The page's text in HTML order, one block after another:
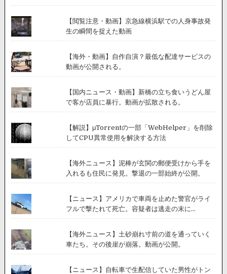
【閲覧注意・動画】京急線横浜駅での人身事故発
生の瞬間を捉えた動画
【海外・動画】自作自演？最低な配達サービスの
動画が公開される。
【国内ニュース・動画】新橋の立ち食いうどん屋
で客が店員に暴行。動画が拡散される。
【解説】μTorrentの一部「WebHelper」を削除
してCPU異常使用を解決する方法
【海外ニュース】泥棒が玄関の郵便受けから手を
入れるも住民に発見。撃退の一部始終が公開。
【ニュース】アメリカで車両を止めた警官がライ
フルで撃たれて死亡。容疑者は逃走の末に...
【海外ニュース】土砂崩れ寸前の道を通っていく
車たち。その後崖が崩落。動画が公開。
【ニュース】自転車で生配信していた男性がトン